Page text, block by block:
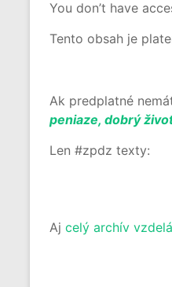
You don’t have
Tento obsah je
Ak predplatné
peniaze, dobrý
Len #zpdz texty:
Aj celý archív